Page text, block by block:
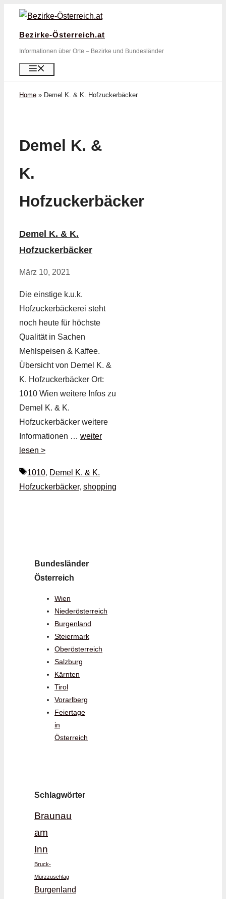
Zum
springen
Bezirke-Österreich.at
Informationen über Orte – Bezirke und Bundesländer
Home » Demel K. & K. Hofzuckerbäcker
Demel K. &
K.
Hofzuckerbäcker
Demel K. & K.
Hofzuckerbäcker
März 10, 2021
Die einstige k.u.k.
Hofzuckerbäckerei steht
noch heute für höchste
Qualität in Sachen
Mehlspeisen & Kaffee.
Übersicht von Demel K. &
K. Hofzuckerbäcker Ort:
1010 Wien weitere Infos zu
Demel K. & K.
Hofzuckerbäcker weitere
Informationen … weiter
lesen >
Schlagwörter
1010, Demel K. & K.
Hofzuckerbäcker, shopping
Bundesländer
Österreich
Wien
Niederösterreich
Burgenland
Steiermark
Oberösterreich
Salzburg
Kärnten
Tirol
Vorarlberg
Feiertage
in
Österreich
Schlagwörter
Braunau
am
Inn
Bruck-
Mürzzuschlag
Burgenland